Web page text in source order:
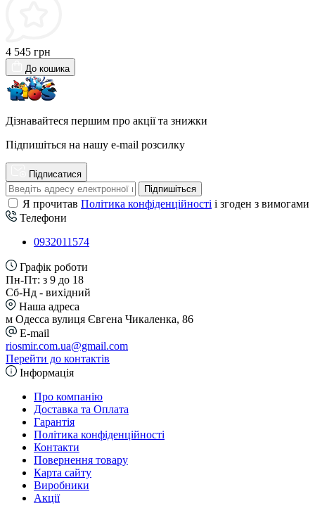
4 545 грн
До кошика
Дізнавайтеся першим про акції та знижки
Підпишіться на нашу e-mail розсилку
Підписатися
Підпишіться
Я прочитав Політика конфіденційності і згоден з вимогами
Телефони
0932011574
Графік роботи
Пн-Пт: з 9 до 18
Сб-Нд - вихідний
Наша адреса
м Одесса вулиця Євгена Чикаленка, 86
E-mail
riosmir.com.ua@gmail.com
Перейти до контактів
Інформація
Про компанію
Доставка та Оплата
Гарантія
Політика конфіденційності
Контакти
Повернення товару
Карта сайту
Виробники
Акції